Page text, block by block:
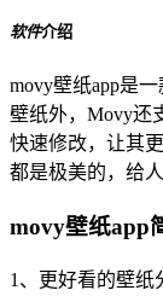
软件介绍
movy壁纸app是
壁纸外，Movy还
快速修改，让其
都是极美的，给
movy壁纸app
1、更好看的壁纸